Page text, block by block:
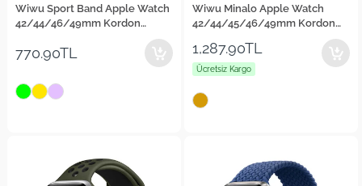
Wiwu Sport Band Apple Watch
42/44/46/49mm Kordon
770.90TL
Wiwu Minalo Apple Watch
42/44/45/46/49mm Kordon
1,287.90TL
Ücretsiz Kargo